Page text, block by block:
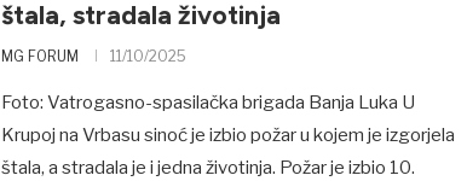
štala, stradala životinja
MG FORUM 11/10/2025
Foto: Vatrogasno-spasilačka brigada Banja Luka U
Krupoj na Vrbasu sinoć je izbio požar u kojem je izgorjela
štala, a stradala je i jedna životinja. Požar je izbio 10.